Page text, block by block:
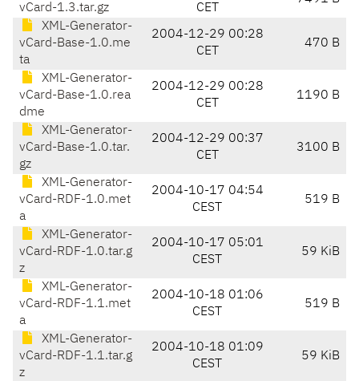
vCard-1.3.tar.gz CET
XML-Generator-
vCard-Base-1.0.me
ta
2004-12-29 00:28
CET
470 B
XML-Generator-
vCard-Base-1.0.rea
dme
2004-12-29 00:28
CET
1190 B
XML-Generator-
vCard-Base-1.0.tar.
gz
2004-12-29 00:37
CET
3100 B
XML-Generator-
vCard-RDF-1.0.met
a
2004-10-17 04:54
CEST
519 B
XML-Generator-
vCard-RDF-1.0.tar.g
z
2004-10-17 05:01
CEST
59 KiB
XML-Generator-
vCard-RDF-1.1.met
a
2004-10-18 01:06
CEST
519 B
XML-Generator-
vCard-RDF-1.1.tar.g
z
2004-10-18 01:09
CEST
59 KiB